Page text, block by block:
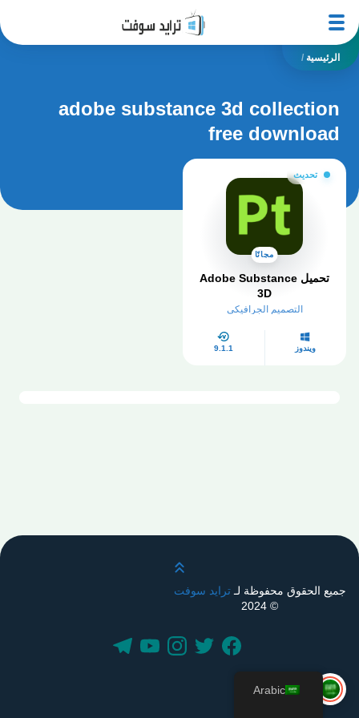
الرئيسية /
adobe substance 3d collection
free download
تحديث
مجانًا
تحميل Adobe Substance
3D
التصميم الجرافيكي
ويندوز 9.1.1
قم بالتمرير لأعلى
جميع الحقوق محفوظة لـترايد سوفت
© 2024
Arabic